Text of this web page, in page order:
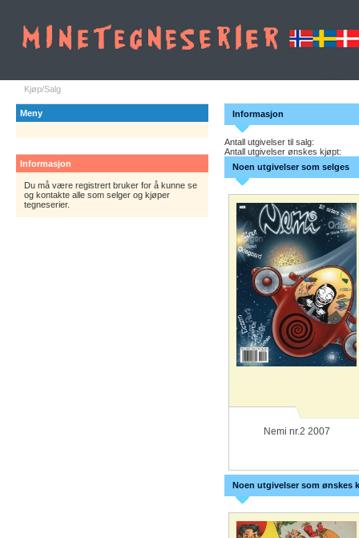
Kjøp/Salg
Meny
Informasjon
Du må være registrert bruker for å kunne se
og kontakte alle som selger og kjøper
tegneserier.
Informasjon
Antall utgivelser til salg:
Antall utgivelser ønskes kjøpt:
Noen utgivelser som selges
Nemi nr.2 2007
Noen utgivelser som ønskes